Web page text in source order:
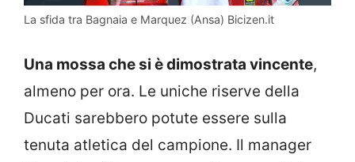
La sfida tra Bagnaia e Marquez (Ansa) Bicizen.it
Una mossa che si è dimostrata vincente,
almeno per ora. Le uniche riserve della
Ducati sarebbero potute essere sulla
tenuta atletica del campione. Il manager